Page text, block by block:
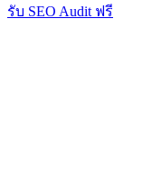
รับ SEO Audit ฟรี